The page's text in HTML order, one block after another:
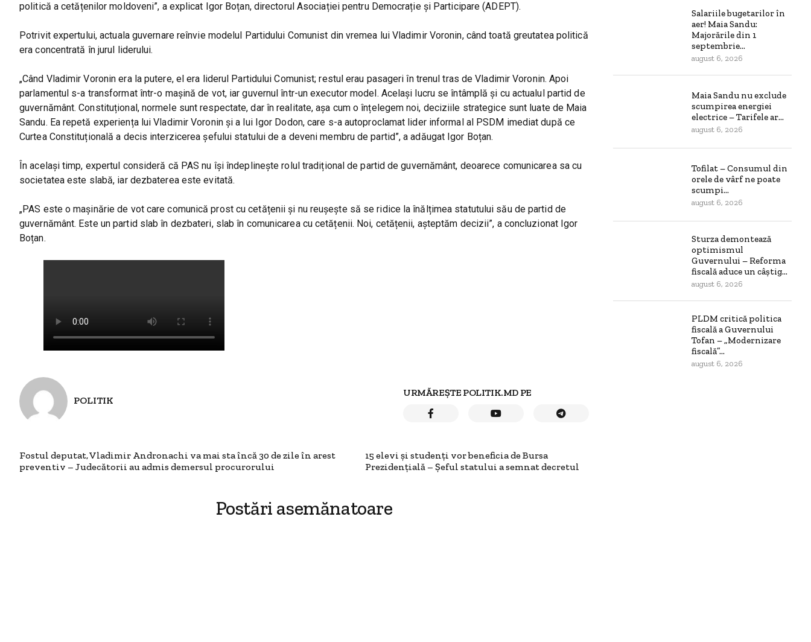
politică a cetățenilor moldoveni”, a explicat Igor Boțan, directorul Asociației pentru Democrație și Participare (ADEPT).
Potrivit expertului, actuala guvernare reînvie modelul Partidului Comunist din vremea lui Vladimir Voronin, când toată greutatea politică
era concentrată în jurul liderului.
„Când Vladimir Voronin era la putere, el era liderul Partidului Comunist; restul erau pasageri în trenul tras de Vladimir Voronin. Apoi
parlamentul s-a transformat într-o mașină de vot, iar guvernul într-un executor model. Același lucru se întâmplă și cu actualul partid de
guvernământ. Constituțional, normele sunt respectate, dar în realitate, așa cum o înțelegem noi, deciziile strategice sunt luate de Maia
Sandu. Ea repetă experiența lui Vladimir Voronin și a lui Igor Dodon, care s-a autoproclamat lider informal al PSDM imediat după ce
Curtea Constituțională a decis interzicerea șefului statului de a deveni membru de partid”, a adăugat Igor Boțan.
În același timp, expertul consideră că PAS nu își îndeplinește rolul tradițional de partid de guvernământ, deoarece comunicarea sa cu
societatea este slabă, iar dezbaterea este evitată.
„PAS este o mașinărie de vot care comunică prost cu cetățenii și nu reușește să se ridice la înălțimea statutului său de partid de
guvernământ. Este un partid slab în dezbateri, slab în comunicarea cu cetățenii. Noi, cetățenii, așteptăm decizii”, a concluzionat Igor
Boțan.
POLITIK
URMĂREȘTE POLITIK.MD PE
Fostul deputat, Vladimir Andronachi va mai sta încă 30 de zile în arest
preventiv – Judecătorii au admis demersul procurorului
15 elevi și studenți vor beneficia de Bursa
Prezidențială – Șeful statului a semnat decretul
Postări asemănatoare
Salariile bugetarilor în
aer! Maia Sandu:
Majorările din 1
septembrie...
august 6, 2026
Maia Sandu nu exclude
scumpirea energiei
electrice – Tarifele ar...
august 6, 2026
Tofilat – Consumul din
orele de vârf ne poate
scumpi...
august 6, 2026
Sturza demontează
optimismul
Guvernului – Reforma
fiscală aduce un câștig...
august 6, 2026
PLDM critică politica
fiscală a Guvernului
Tofan – „Modernizare
fiscală”...
august 6, 2026